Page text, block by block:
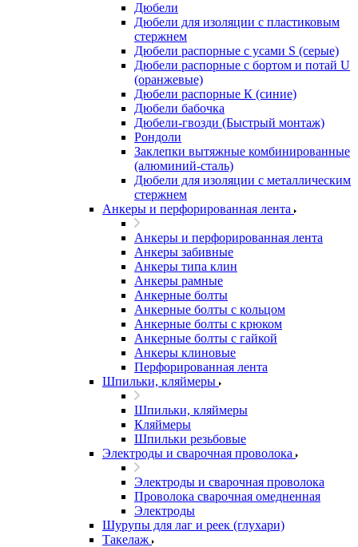
Дюбели
Дюбели для изоляции с пластиковым
стержнем
Дюбели распорные с усами S (серые)
Дюбели распорные c бортом и потай U
(оранжевые)
Дюбели распорные К (синие)
Дюбели бабочка
Дюбели-гвозди (Быстрый монтаж)
Рондоли
Заклепки вытяжные комбинированные
(алюминий-сталь)
Дюбели для изоляции с металлическим
стержнем
Анкеры и перфорированная лента
Анкеры и перфорированная лента
Анкеры забивные
Анкеры типа клин
Анкеры рамные
Анкерные болты
Анкерные болты с кольцом
Анкерные болты с крюком
Анкерные болты с гайкой
Анкеры клиновые
Перфорированная лента
Шпильки, кляймеры
Шпильки, кляймеры
Кляймеры
Шпильки резьбовые
Электроды и сварочная проволока
Электроды и сварочная проволока
Проволока сварочная омедненная
Электроды
Шурупы для лаг и реек (глухари)
Такелаж